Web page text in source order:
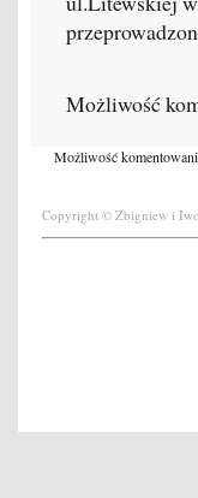
Możliwość
Możliwość
Copyright © Zbigniew i